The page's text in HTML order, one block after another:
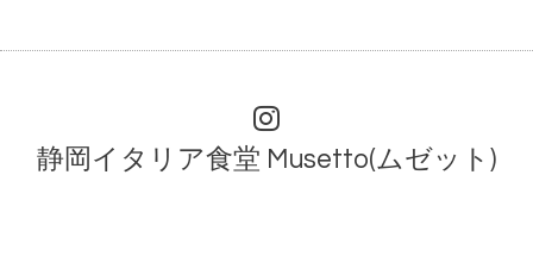
静岡イタリア食堂 Musetto(ムゼット)